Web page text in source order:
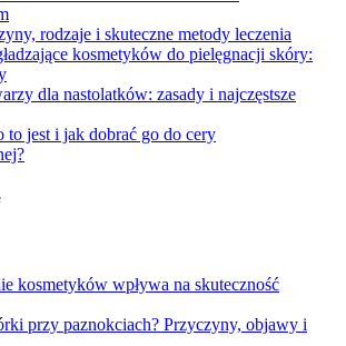
rodzaje i skuteczne metody leczenia
kosmetyków do pielęgnacji skóry:
dla nastolatków: zasady i najczęstsze
to jest i jak dobrać go do cery
kosmetyków wpływa na skuteczność
przy paznokciach? Przyczyny, objawy i